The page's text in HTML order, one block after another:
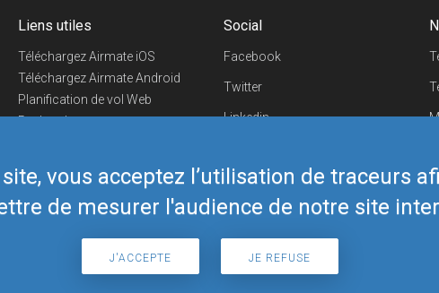
vous acceptez l’utilisation de traceurs
de mesurer l'audience de notre site
J'ACCEPTE JE REFUSE
Liens utiles
Téléchargez Airmate iOS
Téléchargez Airmate Android
Planification de vol Web
Recherche
Boutique Airmate
Social
Facebook
Twitter
Linkedin
Telegram